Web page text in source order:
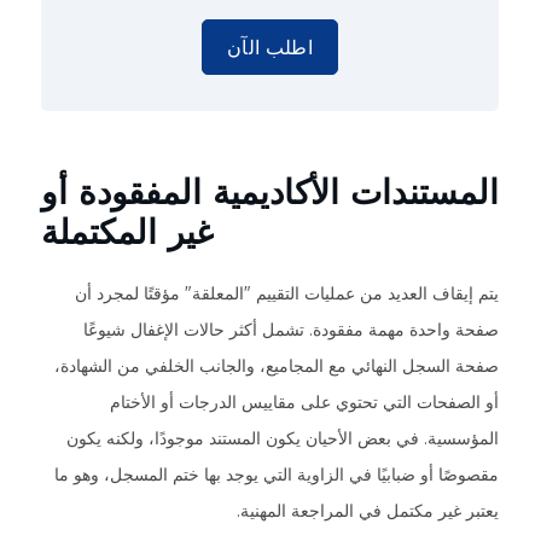
اطلب الآن
المستندات الأكاديمية المفقودة أو
غير المكتملة
يتم إيقاف العديد من عمليات التقييم "المعلقة" مؤقتًا لمجرد أن
صفحة واحدة مهمة مفقودة. تشمل أكثر حالات الإغفال شيوعًا
صفحة السجل النهائي مع المجاميع، والجانب الخلفي من الشهادة،
أو الصفحات التي تحتوي على مقاييس الدرجات أو الأختام
المؤسسية. في بعض الأحيان يكون المستند موجودًا، ولكنه يكون
مقصوصًا أو ضبابيًا في الزاوية التي يوجد بها ختم المسجل، وهو ما
يعتبر غير مكتمل في المراجعة المهنية.